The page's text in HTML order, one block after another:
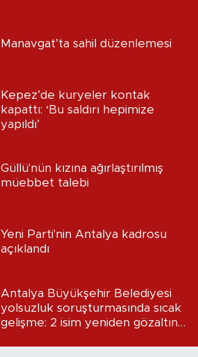
Manavgat’ta sahil düzenlemesi
Kepez’de kuryeler kontak
kapattı: ‘Bu saldırı hepimize
yapıldı’
Güllü'nün kızına ağırlaştırılmış
müebbet talebi
Yeni Parti'nin Antalya kadrosu
açıklandı
Antalya Büyükşehir Belediyesi
yolsuzluk soruşturmasında sıcak
gelişme: 2 isim yeniden gözaltına